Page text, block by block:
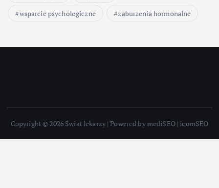
wsparcie psychologiczne
zaburzenia hormonalne
Copyright © 2026 Świat lekarzy | Powered by mediSEO | icomSEO